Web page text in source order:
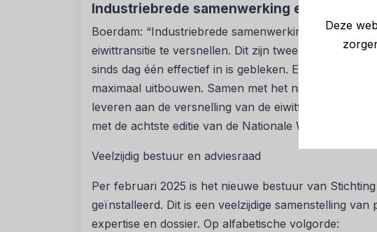
Deze
Industriebrede samenwerking en
Boerdam: “Industriebrede samenwerking en
eiwittransitie te versnellen. Dit zijn twee ingrediënten
sinds dag één effectief in is gebleken. En deze
maximaal uitbouwen. Samen met het nieuwe bestuur
leveren aan de versnelling van de eiwittransitie. En
met de achtste editie van de Nationale Week Zonder
Veelzijdig bestuur en adviesraad
Per februari 2025 is het nieuwe bestuur van
geïnstalleerd. Dit is een veelzijdige samenstelling
expertise en dossier. Op alfabetische volgorde: